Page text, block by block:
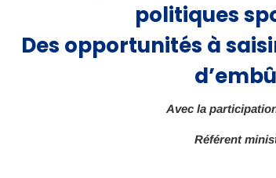
politiques
Des opportunités à
Avec la
Référent